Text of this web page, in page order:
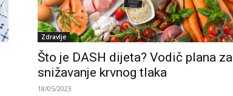
Zdravlje
Što je DASH dijeta? Vodič plana za
snižavanje krvnog tlaka
18/05/2023